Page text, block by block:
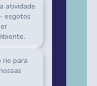
atividade
esgotos
rio para